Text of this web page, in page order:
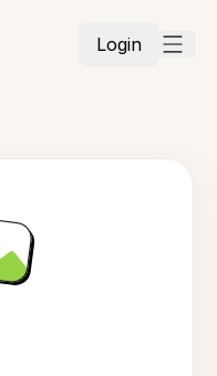
Login